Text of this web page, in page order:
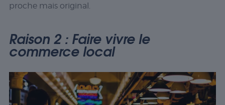
proche mais original.
Raison 2 : Faire vivre le
commerce local